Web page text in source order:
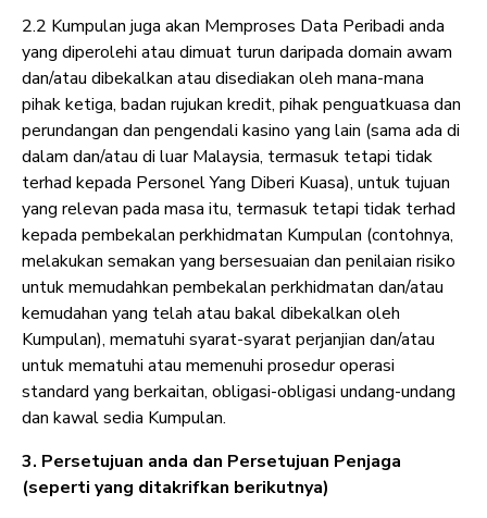
2.2 Kumpulan juga akan Memproses Data Peribadi anda
yang diperolehi atau dimuat turun daripada domain awam
dan/atau dibekalkan atau disediakan oleh mana-mana
pihak ketiga, badan rujukan kredit, pihak penguatkuasa dan
perundangan dan pengendali kasino yang lain (sama ada di
dalam dan/atau di luar Malaysia, termasuk tetapi tidak
terhad kepada Personel Yang Diberi Kuasa), untuk tujuan
yang relevan pada masa itu, termasuk tetapi tidak terhad
kepada pembekalan perkhidmatan Kumpulan (contohnya,
melakukan semakan yang bersesuaian dan penilaian risiko
untuk memudahkan pembekalan perkhidmatan dan/atau
kemudahan yang telah atau bakal dibekalkan oleh
Kumpulan), mematuhi syarat-syarat perjanjian dan/atau
untuk mematuhi atau memenuhi prosedur operasi
standard yang berkaitan, obligasi-obligasi undang-undang
dan kawal sedia Kumpulan.
3. Persetujuan anda dan Persetujuan Penjaga
(seperti yang ditakrifkan berikutnya)